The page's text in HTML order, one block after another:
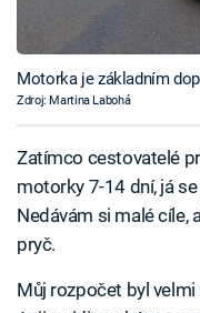
Motorka je základním
Zdroj: Martina Labohá
Zatímco cestovatelé
motorky 7-14 dní, já
Nedávám si malé cíle,
pryč.
Můj rozpočet byl